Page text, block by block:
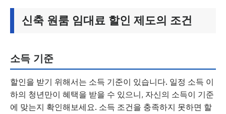
신축 원룸 임대료 할인 제도의 조건
소득 기준
할인을 받기 위해서는 소득 기준이 있습니다. 일정 소득 이
하의 청년만이 혜택을 받을 수 있으니, 자신의 소득이 기준
에 맞는지 확인해보세요. 소득 조건을 충족하지 못하면 할